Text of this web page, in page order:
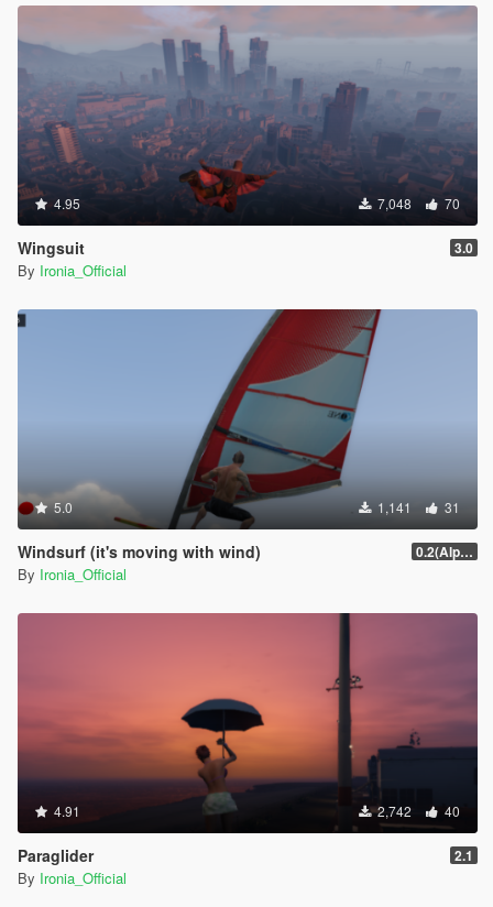
4.95 7,048 70
Wingsuit 3.0
By Ironia_Official
5.0 1,141 31
Windsurf (it's moving with wind) 0.2(Alpha)
By Ironia_Official
4.91 2,742 40
Paraglider 2.1
By Ironia_Official